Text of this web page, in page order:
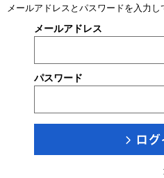
メールアドレスとパスワードを入力し
メールアドレス
パスワード